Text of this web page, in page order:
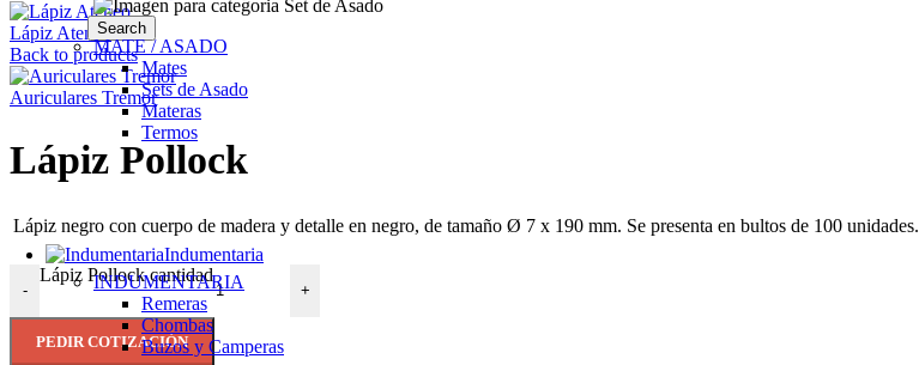
Search
MATE / ASADO
Mates
Sets de Asado
Materas
Termos
Indumentaria
INDUMENTARIA
Remeras
Chombas
Buzos y Camperas
Lápiz Ateneo
Back to products
Auriculares Tremor
Lápiz Pollock
Lápiz negro con cuerpo de madera y detalle en negro, de tamaño Ø 7 x 190 mm. Se presenta en bultos de 100 unidades.
-
Lápiz Pollock cantidad
+
PEDIR COTIZACIÓN